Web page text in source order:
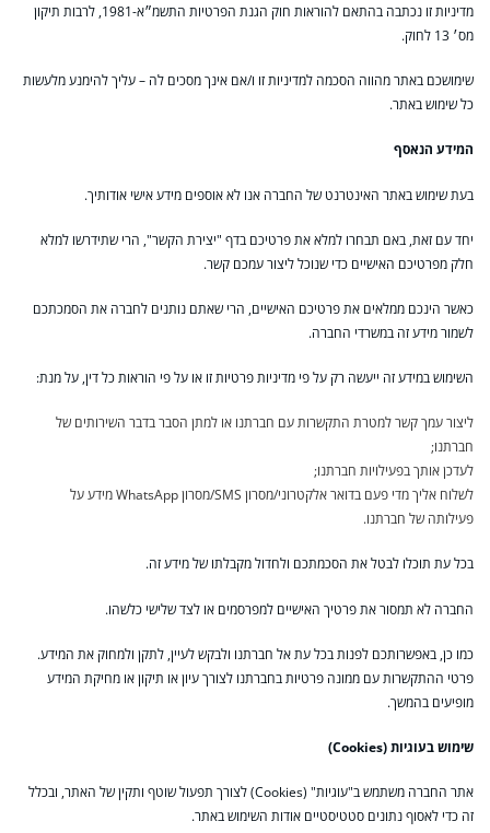
מדיניות זו נכתבה בהתאם להוראות חוק הגנת הפרטיות התשמ״א-1981, לרבות תיקון
מס׳ 13 לחוק.
שימושכם באתר מהווה הסכמה למדיניות זו ו/אם אינך מסכים לה – עליך להימנע מלעשות
כל שימוש באתר.
המידע הנאסף
בעת שימוש באתר האינטרנט של החברה אנו לא אוספים מידע אישי אודותיך.
יחד עם זאת, באם תבחרו למלא את פרטיכם בדף "יצירת הקשר", הרי שתידרשו למלא
חלק מפרטיכם האישיים כדי שנוכל ליצור עמכם קשר.
כאשר הינכם ממלאים את פרטיכם האישיים, הרי שאתם נותנים לחברה את הסמכתכם
לשמור מידע זה במשרדי החברה.
השימוש במידע זה ייעשה רק על פי מדיניות פרטיות זו או על פי הוראות כל דין, על מנת:
ליצור עמך קשר למטרת התקשרות עם חברתנו או למתן הסבר בדבר השירותים של
חברתנו;
לעדכן אותך בפעילויות חברתנו;
לשלוח אליך מדי פעם בדואר אלקטרוני/מסרון SMS/מסרון WhatsApp מידע על
פעילותה של חברתנו.
בכל עת תוכלו לבטל את הסכמתכם ולחדול מקבלתו של מידע זה.
החברה לא תמסור את פרטיך האישיים למפרסמים או לצד שלישי כלשהו.
כמו כן, באפשרותכם לפנות בכל עת אל חברתנו ולבקש לעיין, לתקן ולמחוק את המידע.
פרטי ההתקשרות עם ממונה פרטיות בחברתנו לצורך עיון או תיקון או מחיקת המידע
מופיעים בהמשך.
שימוש בעוגיות (Cookies)
אתר החברה משתמש ב"עוגיות" (Cookies) לצורך תפעול שוטף ותקין של האתר, ובכלל
זה כדי לאסוף נתונים סטטיסטיים אודות השימוש באתר.